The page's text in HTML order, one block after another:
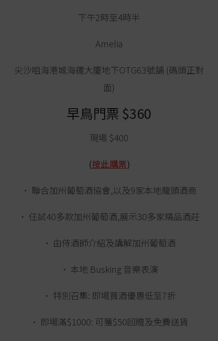
下午2時至4時半
Amelia
尖沙咀海港城海運大廈地下OTG63號舖 (碼頭正對
面)
早鳥門票 $360
現場 $400
(按此購票)
• 聯合加州葡萄酒協會,以及9家本地龍頭酒商
• 任試40多款加州葡萄酒,展示30多家精品酒莊
• 由侍酒師介紹及講解加州葡萄酒
• 本地 Busking 音樂表演
• 特別召集: 即場買酒優惠低至7折
• 即場滿$1000: 可獲$50回贈及免費送貨